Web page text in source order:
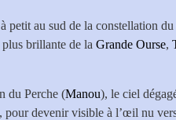
petit au sud de la constellation du
brillante de la Grande Ourse,
du Perche (Manou), le ciel
pour devenir visible à l’œil nu